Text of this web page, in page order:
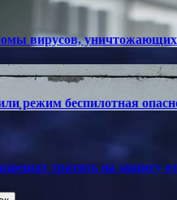
вирусов, уничтожающих
режим беспилотная
тратить на защиту